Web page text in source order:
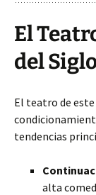
El
del
El teatro de
tendencias
alta